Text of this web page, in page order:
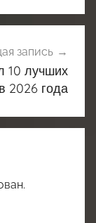
запись
10 лучших
2026 года